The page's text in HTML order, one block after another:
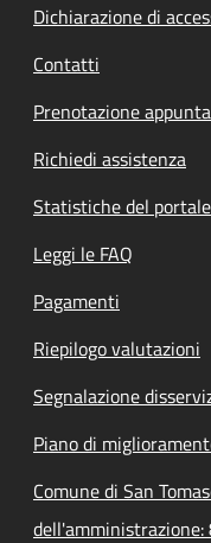
Dichiarazione di
Contatti
Prenotazione
Richiedi assistenza
Statistiche del portale
Leggi le FAQ
Pagamenti
Riepilogo valutazioni
Segnalazione
Piano di
Comune di San